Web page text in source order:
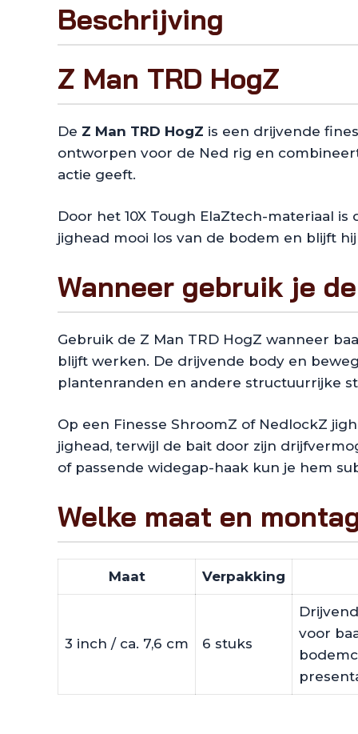
Beschrijving
Z Man TRD HogZ
De Z Man TRD HogZ is een drijvende
ontworpen voor de Ned rig en
actie geeft.
Door het 10X Tough ElaZtech-materiaal
jighead mooi los van de bodem en blijft
Wanneer gebruik je
Gebruik de Z Man TRD HogZ wanneer
blijft werken. De drijvende body en
plantenranden en andere structuurrijke
Op een Finesse ShroomZ of NedlockZ
jighead, terwijl de bait door zijn
of passende widegap-haak kun je hem
Welke maat en
Maat Verpakking
3 inch / ca. 7,6 cm 6 stuks
voor